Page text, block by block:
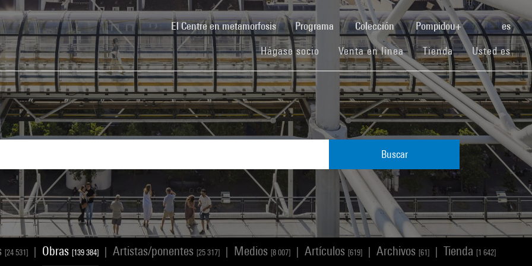
El Centre en metamorfosis(current)Programa Colección Pompidou+ es
Hágase socio (current)
Venta en línea(current)
Tienda(current)Usted es
Buscar
[24 531] Obras [139 384] Artistas/ponentes [25 317] Medios [8 007] Artículos [619] Archivos [61] Tienda [1 642]